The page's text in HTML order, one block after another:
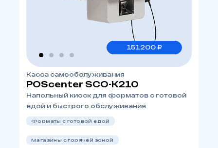
151200 ₽
Касса самообслуживания
POScenter SCO-K210
Напольный киоск для форматов с готовой
едой и быстрого обслуживания
Форматы с готовой едой
Магазины с горячей зоной